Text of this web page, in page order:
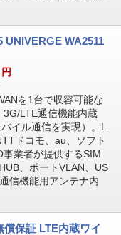
UNIVERGE WA2511
円
を1台で収容可能な
3G/LTE通信機能内蔵
イル通信を実現）。L
ドコモ、au、ソフト
業者が提供するSIM
、ポートVLAN、US
信機能用アンテナ内
償保証 LTE内蔵ワイ